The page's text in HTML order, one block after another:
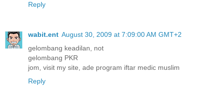
Reply
wabit.ent August 30, 2009 at 7:09:00 AM GMT+2
gelombang keadilan, not
gelombang PKR
jom, visit my site, ade program iftar medic muslim
Reply